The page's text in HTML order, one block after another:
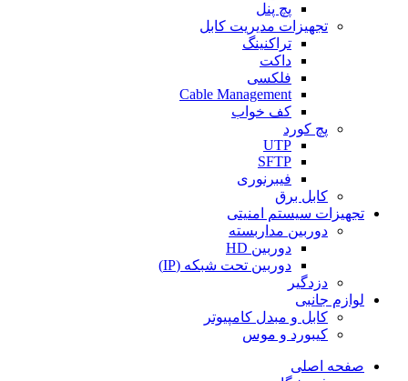
پچ پنل
تجهیزات مدیریت کابل
تراکنینگ
داکت
فلکسی
Cable Management
کف خواب
پچ کورد
UTP
SFTP
فیبرنوری
کابل برق
تجهیزات سیستم امنیتی
دوربین مداربسته
دوربین HD
دوربین تحت شبکه (IP)
دزدگیر
لوازم جانبی
کابل و مبدل کامپیوتر
کیبورد و موس
صفحه اصلی